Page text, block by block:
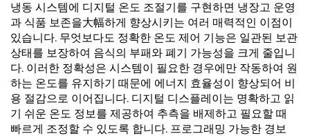
냉동 시스템에 디지털 온도 조절기를 구현하면 냉장고 운영
과 식품 보존을大幅하게 향상시키는 여러 매력적인 이점이
있습니다. 무엇보다도 정확한 온도 제어 기능은 일관된 보관
상태를 보장하여 음식의 부패와 폐기 가능성을 크게 줄입니
다. 이러한 정확성은 시스템이 필요한 경우에만 작동하여 원
하는 온도를 유지하기 때문에 에너지 효율성이 향상되어 비
용 절감으로 이어집니다. 디지털 디스플레이는 명확하고 읽
기 쉬운 온도 정보를 제공하여 추측을 배제하고 필요할 때
빠르게 조정할 수 있도록 합니다. 프로그래밍 가능한 경보